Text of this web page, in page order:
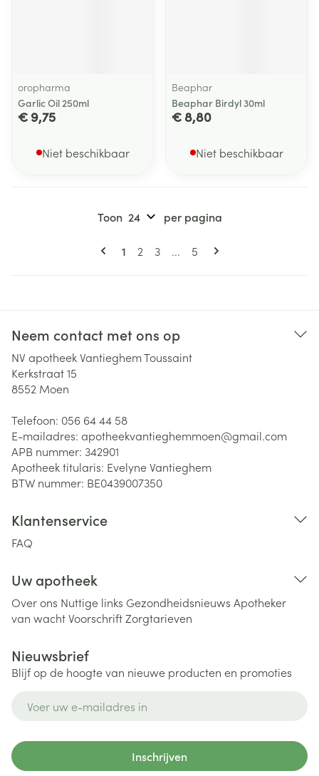
oropharma
Garlic Oil 250ml
€ 9,75
Niet beschikbaar
Beaphar
Beaphar Birdyl 30ml
€ 8,80
Niet beschikbaar
Pagina's
U lees momenteel pagina
1 Pagina
2 Pagina
3 ... Pagina
5
Toon per pagina
Neem contact met ons op
NV apotheek Vantieghem Toussaint
Kerkstraat 15
8552 Moen
Telefoon: 056 64 44 58
E-mailadres: apotheekvantieghemmoen@gmail.com
APB nummer: 342901
Apotheek titularis: Evelyne Vantieghem
BTW nummer: BE0439007350
Klantenservice
FAQ
Uw apotheek
Over ons Nuttige links Gezondheidsnieuws Apotheker
van wachtVoorschriftZorgtarieven
Nieuwsbrief
Blijf op de hoogte van nieuwe producten en promoties
Inschrijven